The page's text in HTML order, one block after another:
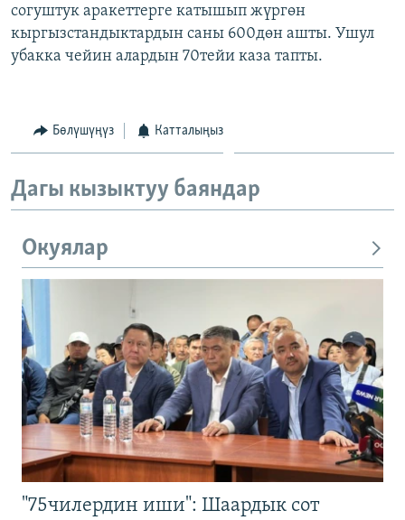
согуштук аракеттерге катышып жүргөн
кыргызстандыктардын саны 600дөн ашты. Ушул
убакка чейин алардын 70тейи каза тапты.
Бөлүшүңүз Катталыңыз
Дагы кызыктуу баяндар
Окуялар
"75чилердин иши": Шаардык сот